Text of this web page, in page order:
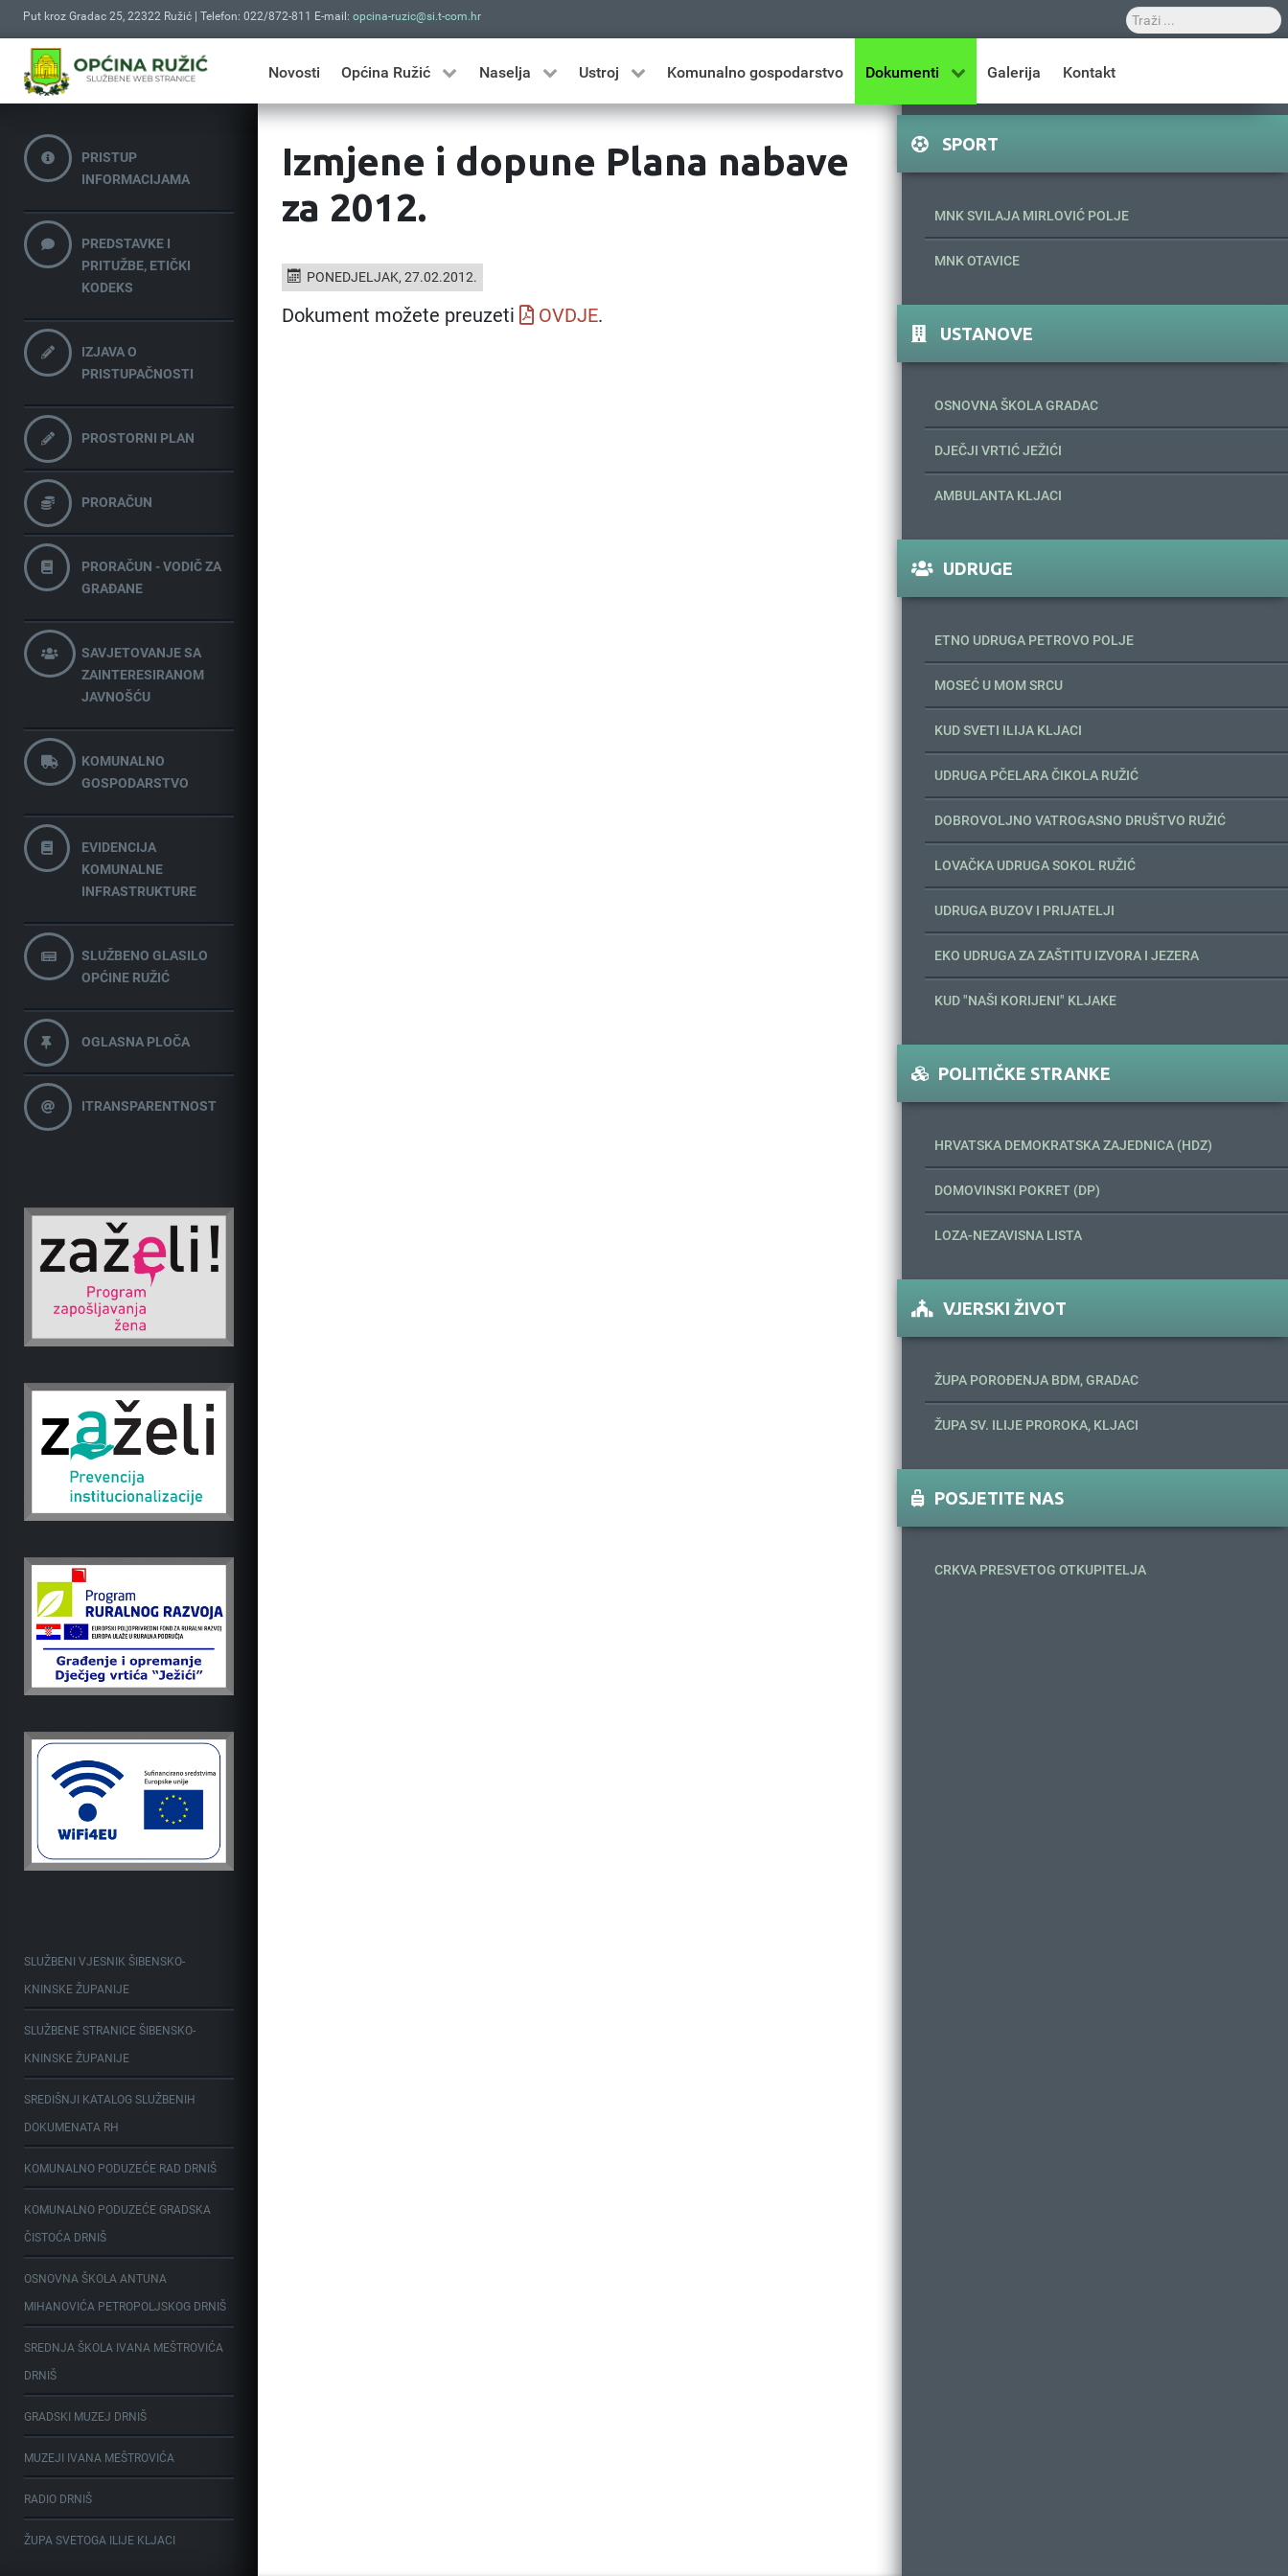
Put kroz Gradac 25, 22322 Ružić | Telefon: 022/872-811 E-mail: opcina-ruzic@si.t-com.hr
Novosti Općina Ružić Naselja Ustroj Komunalno gospodarstvo Dokumenti Galerija Kontakt
PRISTUP
INFORMACIJAMA
PREDSTAVKE I
PRITUŽBE, ETIČKI
KODEKS
IZJAVA O
PRISTUPAČNOSTI
PROSTORNI PLAN
PRORAČUN
PRORAČUN - VODIČ ZA
GRAĐANE
SAVJETOVANJE SA
ZAINTERESIRANOM
JAVNOŠĆU
KOMUNALNO
GOSPODARSTVO
EVIDENCIJA
KOMUNALNE
INFRASTRUKTURE
SLUŽBENO GLASILO
OPĆINE RUŽIĆ
OGLASNA PLOČA
ITRANSPARENTNOST
SLUŽBENI VJESNIK ŠIBENSKO-
KNINSKE ŽUPANIJE
SLUŽBENE STRANICE ŠIBENSKO-
KNINSKE ŽUPANIJE
SREDIŠNJI KATALOG SLUŽBENIH
DOKUMENATA RH
KOMUNALNO PODUZEĆE RAD DRNIŠ
KOMUNALNO PODUZEĆE GRADSKA
ČISTOĆA DRNIŠ
OSNOVNA ŠKOLA ANTUNA
MIHANOVIĆA PETROPOLJSKOG DRNIŠ
SREDNJA ŠKOLA IVANA MEŠTROVIĆA
DRNIŠ
GRADSKI MUZEJ DRNIŠ
MUZEJI IVANA MEŠTROVIĆA
RADIO DRNIŠ
ŽUPA SVETOGA ILIJE KLJACI
Izmjene i dopune Plana nabave
za 2012.
PONEDJELJAK, 27.02.2012.
Dokument možete preuzeti OVDJE.
SPORT
MNK SVILAJA MIRLOVIĆ POLJE
MNK OTAVICE
USTANOVE
OSNOVNA ŠKOLA GRADAC
DJEČJI VRTIĆ JEŽIĆI
AMBULANTA KLJACI
UDRUGE
ETNO UDRUGA PETROVO POLJE
MOSEĆ U MOM SRCU
KUD SVETI ILIJA KLJACI
UDRUGA PČELARA ČIKOLA RUŽIĆ
DOBROVOLJNO VATROGASNO DRUŠTVO RUŽIĆ
LOVAČKA UDRUGA SOKOL RUŽIĆ
UDRUGA BUZOV I PRIJATELJI
EKO UDRUGA ZA ZAŠTITU IZVORA I JEZERA
KUD "NAŠI KORIJENI" KLJAKE
POLITIČKE STRANKE
HRVATSKA DEMOKRATSKA ZAJEDNICA (HDZ)
DOMOVINSKI POKRET (DP)
LOZA-NEZAVISNA LISTA
VJERSKI ŽIVOT
ŽUPA POROĐENJA BDM, GRADAC
ŽUPA SV. ILIJE PROROKA, KLJACI
POSJETITE NAS
CRKVA PRESVETOG OTKUPITELJA